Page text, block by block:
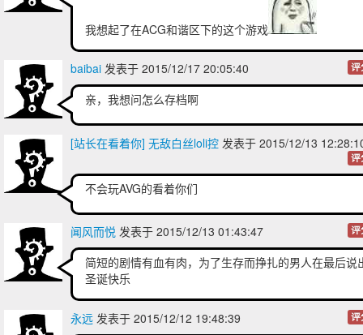
我想起了在ACG和谐区下的这个游戏
baibai 发表于 2015/12/17 20:05:40 评
亲，我想问怎么存档啊
[站长在看着你] 无敌白丝loli控 发表于 2015/12/13
评
不会玩AVG的看着你们
闻风而悦 发表于 2015/12/13 01:43:47 评
简短的剧情有血有肉，为了生存而挣扎的男人在最后说
圣诞快乐
永远 发表于 2015/12/12 19:48:39 评